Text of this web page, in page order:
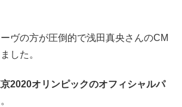
ヴの方が圧倒的で浅田真央さんのCM
した。
2020オリンピックのオフィシャルパ